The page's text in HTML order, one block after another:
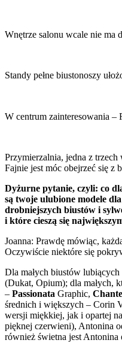
Wnętrze salonu wcale nie ma
Standy pełne biustonoszy
W centrum zainteresowania
Przymierzalnia, jedna z
Fajnie jest móc obejrzeć się z
Dyżurne pytanie, czyli: co
są twoje ulubione modele
drobniejszych biustów i
i które cieszą się
Joanna: Prawdę mówiąc,
Oczywiście niektóre się
Dla małych biustów lubiących
(Dukat, Opium); dla małych,
– Passionata Graphic,
średnich i większych – Corin
wersji miękkiej, jak i opartej
pięknej czerwieni), Antonina
również świetna jest Antonina